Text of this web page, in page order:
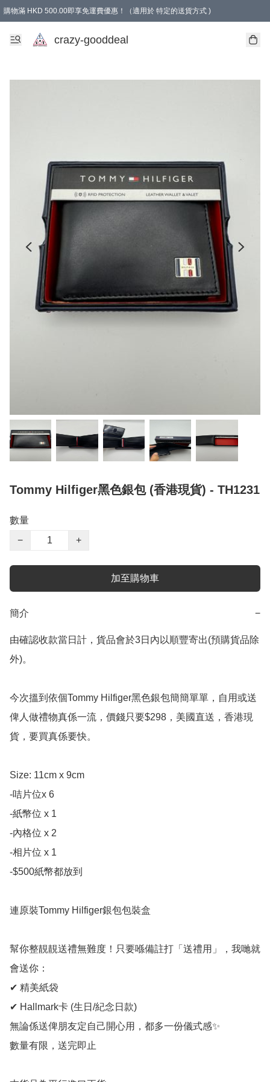
購物滿 HKD 500.00即享免運費優惠！（適用於 特定的送貨方式 )
成為會員可享免費禮品
crazy-gooddeal
Tommy Hilfiger黑色銀包 (香港現貨) - TH1231
數量
−
+
加至購物車
簡介 −
由確認收款當日計，貨品會於3日內以順豐寄出(預購貨品除
外)。
今次搵到依個Tommy Hilfiger黑色銀包簡簡單單，自用或送
俾人做禮物真係一流，價錢只要$298，美國直送，香港現
貨，要買真係要快。
Size: 11cm x 9cm
-咭片位x 6
-紙幣位 x 1
-內格位 x 2
-相片位 x 1
-$500紙幣都放到
連原裝Tommy Hilfiger銀包包裝盒
幫你整靚靚送禮無難度！只要喺備註打「送禮用」，我哋就
會送你：
✔ 精美紙袋
✔ Hallmark卡 (生日/紀念日款)
無論係送俾朋友定自己開心用，都多一份儀式感✨
數量有限，送完即止